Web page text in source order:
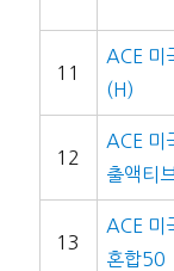
11
ACE 미
(H)
12
ACE 미
출액티
13
ACE 미
혼합50